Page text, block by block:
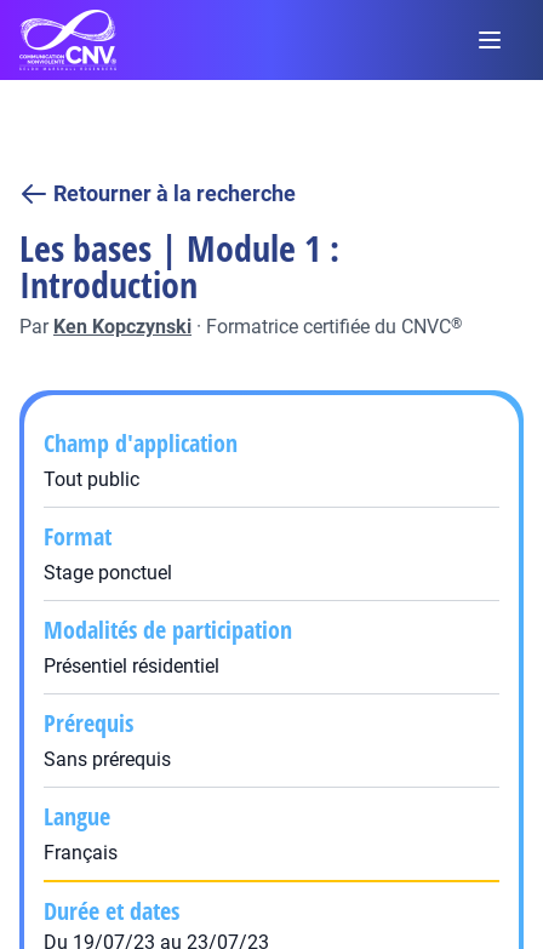
Retourner à la recherche
Les bases | Module 1 :
Introduction
Par Ken Kopczynski · Formatrice certifiée du CNVC®
Champ d'application
Tout public
Format
Stage ponctuel
Modalités de participation
Présentiel résidentiel
Prérequis
Sans prérequis
Langue
Français
Durée et dates
Du 19/07/23 au 23/07/23